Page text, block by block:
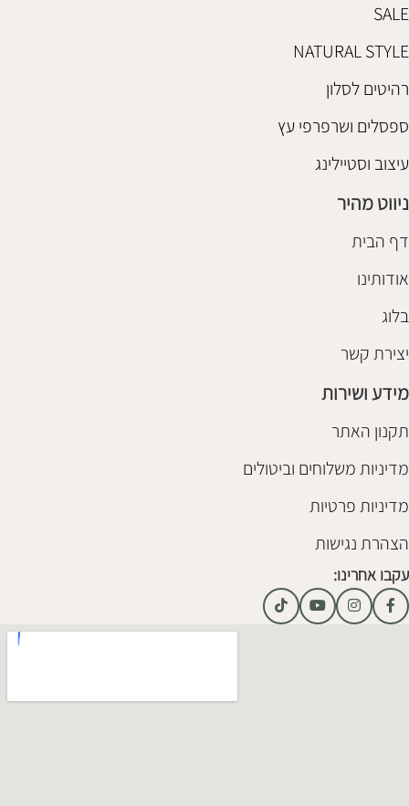
SALE
NATURAL STYLE
רהיטים לסלון
ספסלים ושרפרפי עץ
עיצוב וסטיילינג
ניווט מהיר
דף הבית
אודותינו
בלוג
יצירת קשר
מידע ושירות
תקנון האתר
מדיניות משלוחים וביטולים
מדיניות פרטיות
הצהרת נגישות
עקבו אחרינו: